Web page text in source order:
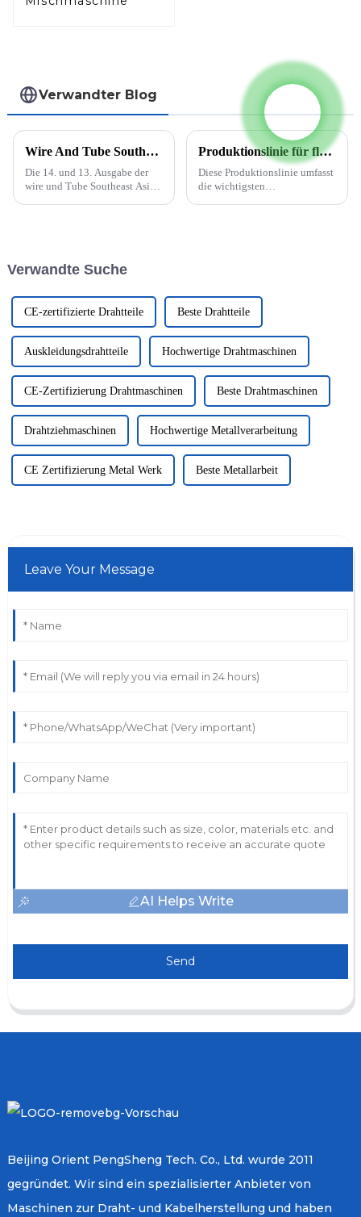
Verwandter Blog
Wire And Tube Southeast Asia findet vom 5. bis 7. Oktober 2022 statt
Die 14. und 13. Ausgabe der
wire und Tube Southeast Asia
in Bangkok stattfinden. Diese
Produktionslinie für flussmittelgefüllte Schweißdrähte
Diese Produktionslinie umfasst
die wichtigsten
Verwandte Suche
CE-zertifizierte Drahtteile Beste Drahtteile
Auskleidungsdrahtteile Hochwertige Drahtmaschinen
CE-Zertifizierung Drahtmaschinen Beste Drahtmaschinen
Drahtziehmaschinen Hochwertige Metallverarbeitung
CE Zertifizierung Metal Werk Beste Metallarbeit
Leave Your Message
AI Helps Write
Send
Beijing Orient PengSheng Tech. Co., Ltd. wurde 2011
gegründet. Wir sind ein spezialisierter Anbieter von
Maschinen zur Draht- und Kabelherstellung und haben